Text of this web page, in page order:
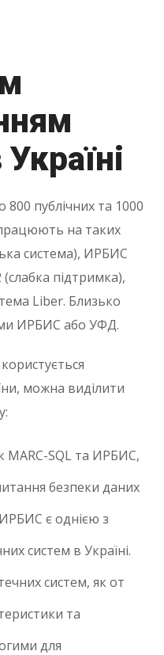
800 публічних та 1000
на таких
система), ИРБИС
підтримка),
Liber. Близько
ИРБИС або УФД.
можна виділити
MARC-SQL та ИРБИС,
безпеки даних
є однією з
систем в Україні.
систем, як от
та
для